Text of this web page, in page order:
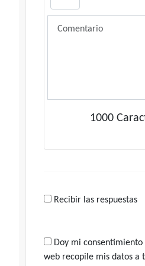
1000
Recibir las respuestas
Doy mi
web recopile mis datos a